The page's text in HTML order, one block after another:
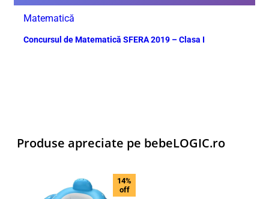
Matematică
Concursul de Matematică SFERA 2019 – Clasa I
Produse apreciate pe bebeLOGIC.ro
14%
off